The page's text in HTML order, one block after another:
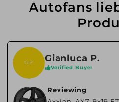
Autofans
GP Gianluca P.
Verified Buyer
Reviewing